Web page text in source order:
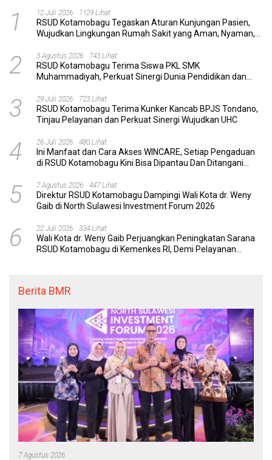
1 12 Juli 2026 1129 Lihat
RSUD Kotamobagu Tegaskan Aturan Kunjungan Pasien,
Wujudkan Lingkungan Rumah Sakit yang Aman, Nyaman,
2 3 Agustus 2026 743 Lihat
RSUD Kotamobagu Terima Siswa PKL SMK
Muhammadiyah, Perkuat Sinergi Dunia Pendidikan dan
3 29 Juli 2026 723 Lihat
RSUD Kotamobagu Terima Kunker Kancab BPJS Tondano,
Tinjau Pelayanan dan Perkuat Sinergi Wujudkan UHC
4 26 Juli 2026 480 Lihat
Ini Manfaat dan Cara Akses WINCARE, Setiap Pengaduan
di RSUD Kotamobagu Kini Bisa Dipantau Dan Ditangani
5 7 Agustus 2026 447 Lihat
Direktur RSUD Kotamobagu Dampingi Wali Kota dr. Weny
Gaib di North Sulawesi Investment Forum 2026
6 22 Juli 2026 334 Lihat
Wali Kota dr. Weny Gaib Perjuangkan Peningkatan Sarana
RSUD Kotamobagu di Kemenkes RI, Demi Pelayanan
Berita BMR
7 Agustus 2026